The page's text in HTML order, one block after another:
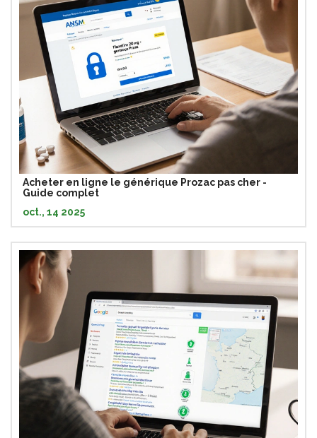
Acheter en ligne le générique Prozac pas cher -
Guide complet
oct., 14 2025